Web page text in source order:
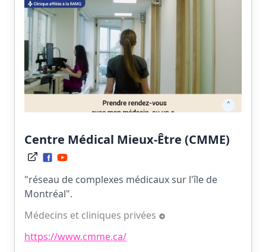
Centre Médical Mieux-Être (CMME)
"réseau de complexes médicaux sur l'île de
Montréal".
Médecins et cliniques privées
https://www.cmme.ca/